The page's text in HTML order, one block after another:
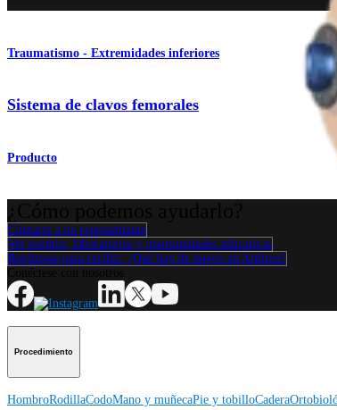
Traumatismo - Extremidades inferiores
Sistema de clavos femorales
Producto
Contacte a un representante
Ver eventos, laboratorios y oportunidades educativas
Regístrese para recibir: ¿Qué hay de nuevo en Arthrex?
Procedimiento
HombroRodillaCodoMano y muñecaPie y tobilloCadera